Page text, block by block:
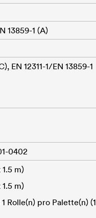
13859-1 (A)
EN 12311-1/EN 13859-1
0402
m)
m)
Rolle(n) pro Palette(n) (1